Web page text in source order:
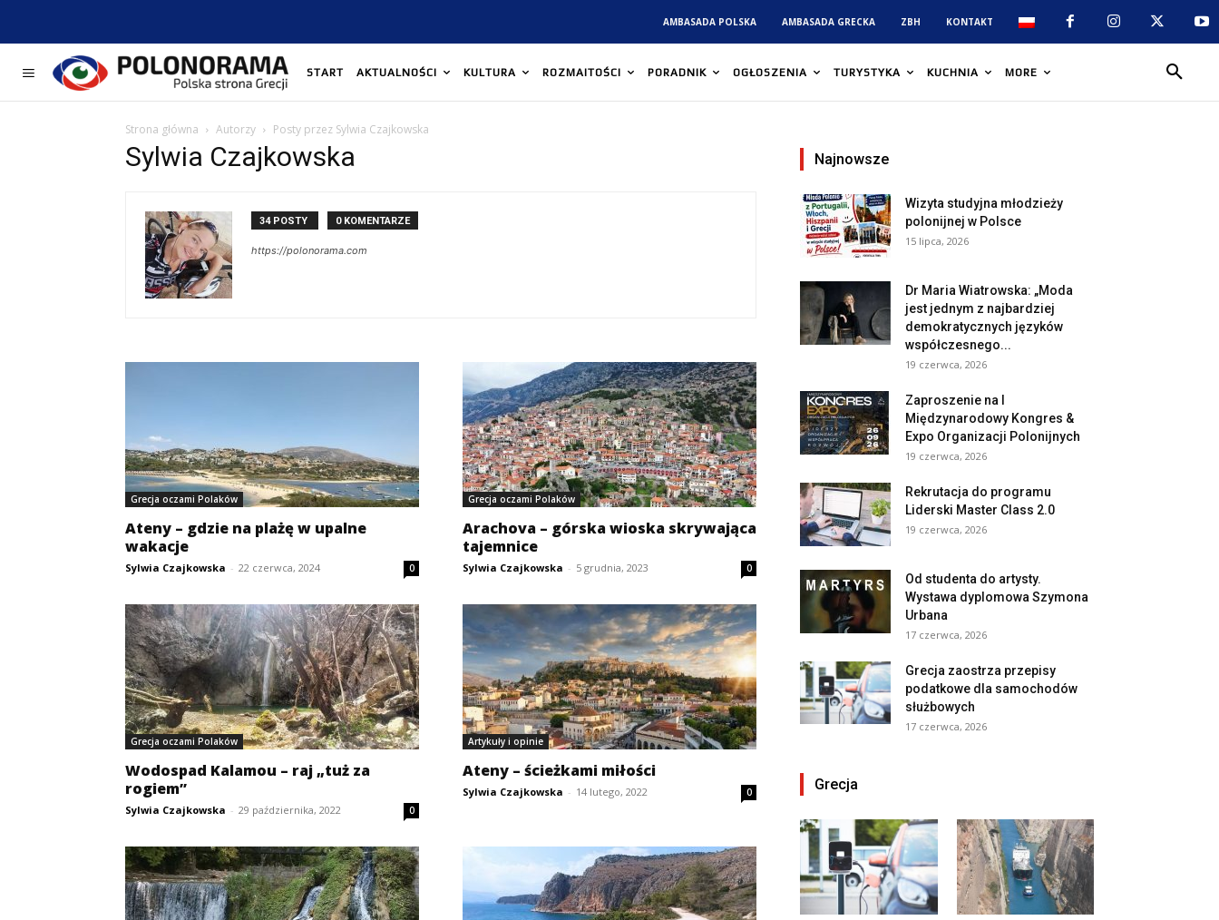
AMBASADA POLSKA AMBASADA GRECKA ZBH KONTAKT
START AKTUALNOŚCI KULTURA ROZMAITOŚCI PORADNIK OGŁOSZENIA TURYSTYKA KUCHNIA MORE
Strona główna Autorzy Posty przez Sylwia Czajkowska
Sylwia Czajkowska
34 POSTY 0 KOMENTARZE
https://polonorama.com
Grecja oczami Polaków
Ateny – gdzie na plażę w upalne
wakacje
Sylwia Czajkowska - 22 czerwca, 2024 0
Grecja oczami Polaków
Arachova – górska wioska skrywająca
tajemnice
Sylwia Czajkowska - 5 grudnia, 2023 0
Grecja oczami Polaków
Wodospad Kalamou – raj „tuż za
rogiem”
Sylwia Czajkowska - 29 października, 2022 0
Artykuły i opinie
Ateny – ścieżkami miłości
Sylwia Czajkowska - 14 lutego, 2022 0
Najnowsze
Wizyta studyjna młodzieży
polonijnej w Polsce
15 lipca, 2026
Dr Maria Wiatrowska: „Moda
jest jednym z najbardziej
demokratycznych języków
współczesnego...
19 czerwca, 2026
Zaproszenie na I
Międzynarodowy Kongres &
Expo Organizacji Polonijnych
19 czerwca, 2026
Rekrutacja do programu
Liderski Master Class 2.0
19 czerwca, 2026
Od studenta do artysty.
Wystawa dyplomowa Szymona
Urbana
17 czerwca, 2026
Grecja zaostrza przepisy
podatkowe dla samochodów
służbowych
17 czerwca, 2026
Grecja